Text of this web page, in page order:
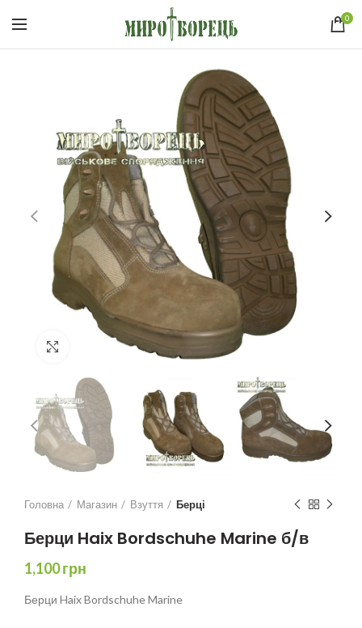
0
Click to enlarge
Головна Магазин Взуття Берці
Берци Haix Bordschuhe Marine б/в
1,100грн
Берци Haix Bordschuhe Marine